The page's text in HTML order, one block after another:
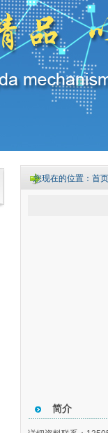
您现在的位置：首
简介